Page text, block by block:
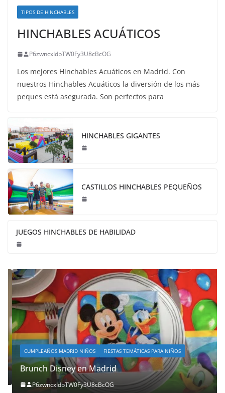
TIPOS DE HINCHABLES
HINCHABLES ACUÁTICOS
P6zwncxIdbTW0Fy3U8cBcOG
Los mejores Hinchables Acuáticos en Madrid. Con
nuestros Hinchables Acuáticos la diversión de los más
peques está asegurada. Son perfectos para
HINCHABLES GIGANTES
CASTILLOS HINCHABLES PEQUEÑOS
JUEGOS HINCHABLES DE HABILIDAD
CUMPLEAÑOS MADRID NIÑOS FIESTAS TEMÁTICAS PARA NIÑOS
Brunch Disney en Madrid
P6zwncxIdbTW0Fy3U8cBcOG